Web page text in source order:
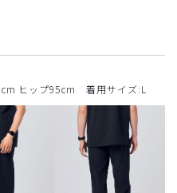
ヒップ95cm 着用サイズ:L